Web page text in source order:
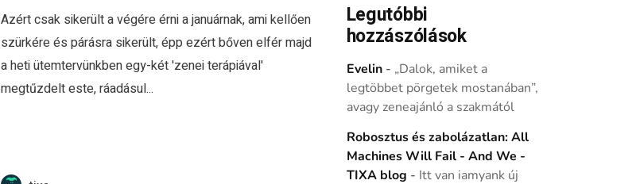
Azért csak sikerült a végére érni a januárnak, ami kellően
szürkére és párásra sikerült, épp ezért bőven elfér majd
a heti ütemtervünkben egy-két 'zenei terápiával'
megtűzdelt este, ráadásul...
Legutóbbi
hozzászólások
Evelin- „Dalok, amiket a
legtöbbet pörgetek mostanában”,
avagy zeneajánló a szakmától
Robosztus és zabolázatlan: All
Machines Will Fail - And We -
TIXA blog - Itt van iamyank új